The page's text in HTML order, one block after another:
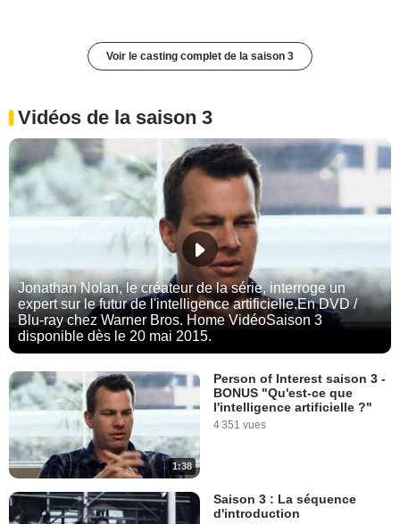
Voir le casting complet de la saison 3
Vidéos de la saison 3
Jonathan Nolan, le créateur de la série, interroge un
expert sur le futur de l'intelligence artificielle.En DVD /
Blu-ray chez Warner Bros. Home VidéoSaison 3
disponible dès le 20 mai 2015.
1:38
Person of Interest saison 3 -
BONUS "Qu'est-ce que
l'intelligence artificielle ?"
4 351 vues
Saison 3 : La séquence
d'introduction